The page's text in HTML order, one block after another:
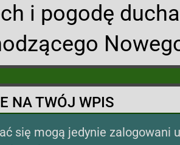
i pogodę
NA TWÓJ WPIS
się mogą jedynie zalogowani